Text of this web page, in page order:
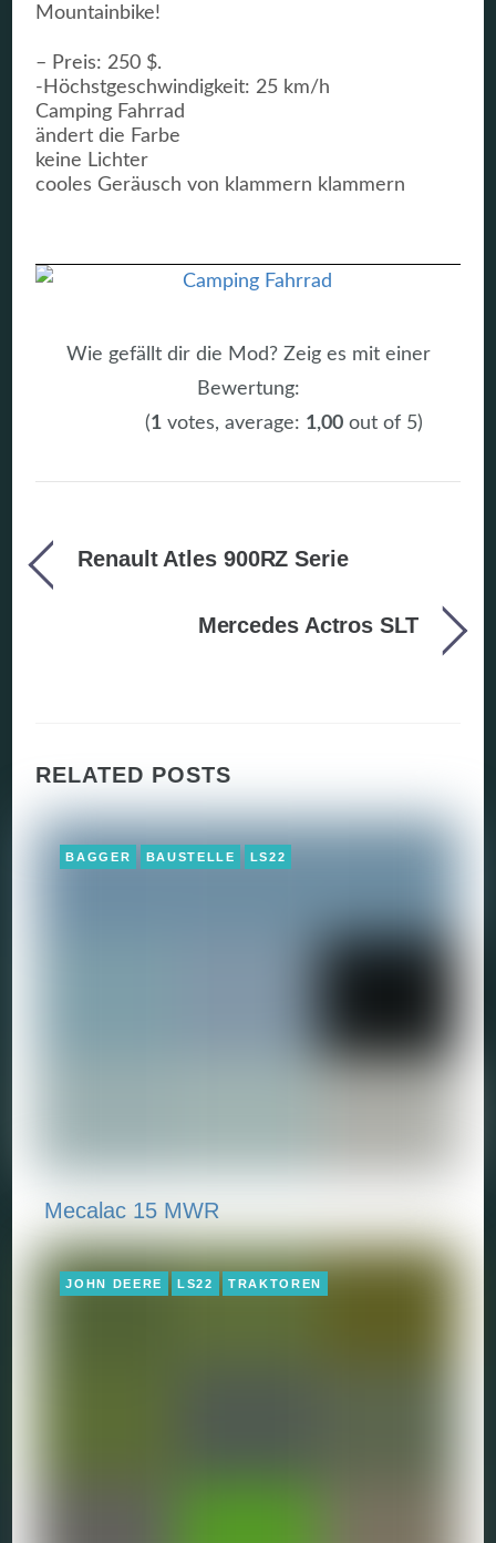
Mountainbike!
– Preis: 250 $.
-Höchstgeschwindigkeit: 25 km/h
Camping Fahrrad
ändert die Farbe
keine Lichter
cooles Geräusch von klammern klammern
Wie gefällt dir die Mod? Zeig es mit einer
Bewertung:
(1 votes, average: 1,00 out of 5)
Renault Atles 900RZ Serie
Mercedes Actros SLT
RELATED POSTS
BAGGER BAUSTELLE LS22
Mecalac 15 MWR
JOHN DEERE LS22 TRAKTOREN